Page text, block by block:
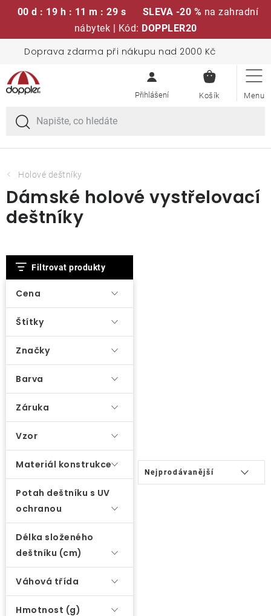
00 d : 19 h : 11 m : 29 s SLEVA -20 % na zahradní
nábytek | Kód: DOPPLER20
obsah
Doprava zdarma při nákupu nad 2000 Kč
KOŠÍK
Sedací soupravy
Slunečníky
Křesla a židle
Stoly
Deštníky
Kolekce
Prodávané značky
Klub výhod
Naše katalogy
O nás
Kontakty
Holové deštníky
Dámské holové vystřelovací
deštníky
Filtrovat produkty
Cena
Štítky
Značky
Barva
Záruka
Vzor
Materiál konstrukce
Potah deštníku s UV
ochranou
Délka složeného
deštníku (cm)
Váhová třída
Hmotnost (g)
V
ý
i
s
r
d
t
Ř
a
Nejprodávanější